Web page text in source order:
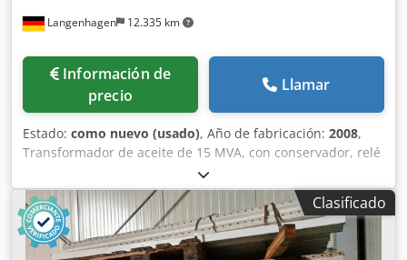
Langenhagen 12.335 km
Información de
precio
Llamar
Estado: como nuevo (usado), Año de fabricación: 2008,
Transformador de aceite de 15 MVA, con conservador, relé
Buchholz, deshumidificador de aire, cambiador de tomas;
Siemens, 2008, grupo de conexión Ynd5, documentación
completa del transformador disponible Csdougg Dfspfx
Apbsrf
Clasificado